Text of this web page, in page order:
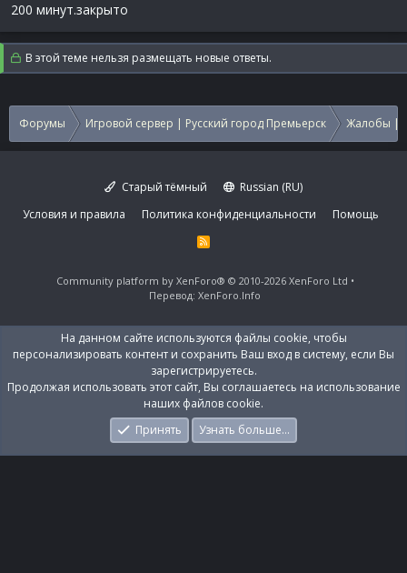
200 минут.закрыто
В этой теме нельзя размещать новые ответы.
Форумы Игровой сервер | Русский город Премьерск Жалобы |
Старый тёмный
Russian (RU)
Условия и правила
Политика конфиденциальности Помощь
R
S
Community platform by XenForo® © 2010-2026 XenForo Ltd
Перевод: XenForo.Info
На данном сайте используются файлы cookie, чтобы
персонализировать контент и сохранить Ваш вход в систему, если Вы
зарегистрируетесь.
Продолжая использовать этот сайт, Вы соглашаетесь на использование
наших файлов cookie.
Принять
Узнать больше…